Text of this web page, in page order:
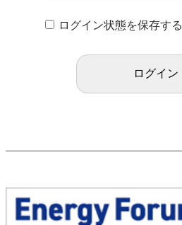
ログイン状態を保存する